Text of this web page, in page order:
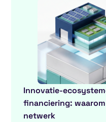
Innovatie-
financiering:
netwerk